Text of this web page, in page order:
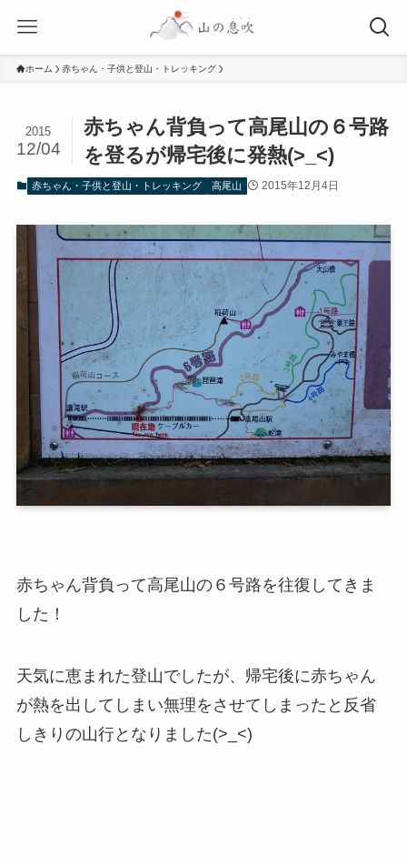
ホーム 赤ちゃん・子供と登山・トレッキング
赤ちゃん背負って高尾山の６号路
を登るが帰宅後に発熱(>_<)
2015
12/04
赤ちゃん・子供と登山・トレッキング 高尾山 2015年12月4日
赤ちゃん背負って高尾山の６号路を往復してきま
した！
天気に恵まれた登山でしたが、帰宅後に赤ちゃん
が熱を出してしまい無理をさせてしまったと反省
しきりの山行となりました(>_<)